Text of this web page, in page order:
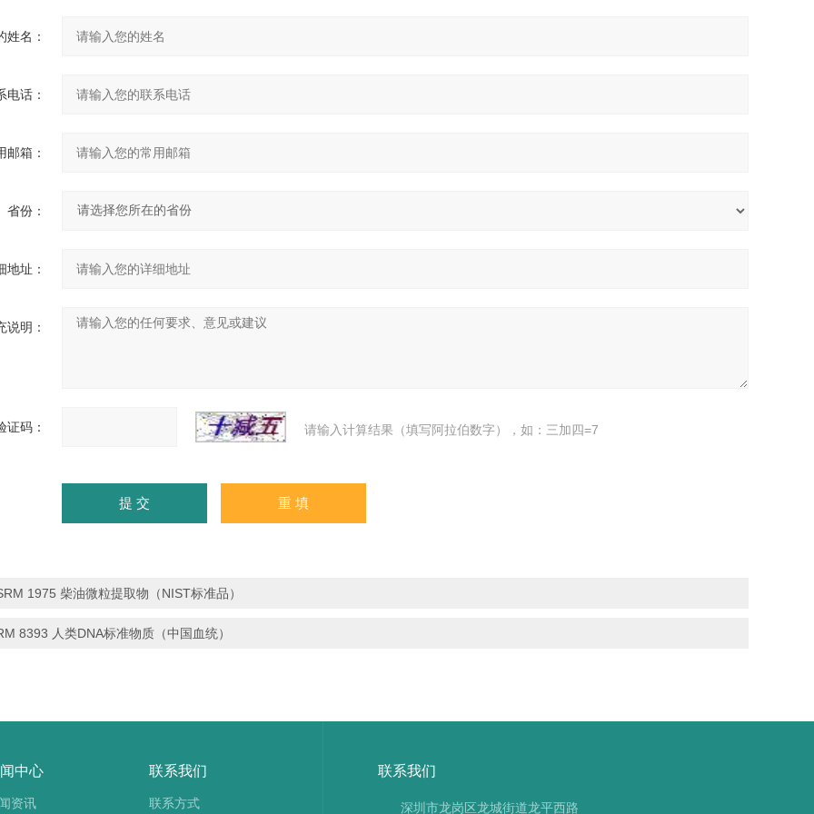
姓名：
电话：
邮箱：
省份：
地址：
说明：
证码： 请输入计算结果（填写阿拉伯数字），如：三加四=7
1975 柴油微粒提取物（NIST标准品）
8393 人类DNA标准物质（中国血统）
中心
资讯
联系我们
联系方式
联系我们
深圳市龙岗区龙城街道龙平西路